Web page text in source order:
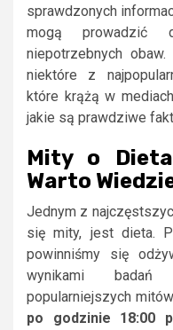
sprawdzonych
mogą prowadzić
niepotrzebnych
niektóre z
które krążą w
jakie są prawdziwe
Mity o
Warto
Jednym z
się mity, jest dieta.
powinniśmy się
wynikami
popularniejszych
po godzinie 18:00